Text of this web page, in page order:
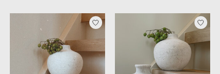
Items van productcarrousel